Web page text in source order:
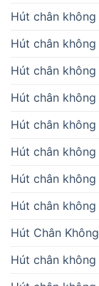
Hút chân
Hút chân
Hút chân
Hút chân
Hút chân
Hút chân
Hút chân
Hút chân
Hút Chân
Hút chân